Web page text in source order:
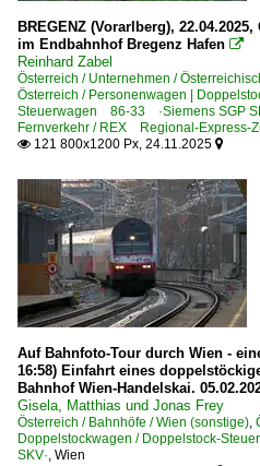
Strecke Schwarzach
Strecke Wien
Strecke Wien Franz-
Strecke Wien
Strecke Wien – Bruck
Unternehmen
Österreichische
WESTbahn
Tschechien
Bahntechnische Anlagen
BREGENZ (Vorarlberg),
im Endbahnhof Bregenz Hafen 
Reinhard Zabel
Österreich / Unternehmen /
Österreich / Personenwagen |
Steuerwagen 86-33 ·Siemens SGP
Fernverkehr / REX Regional-Express-
 121 800x1200 Px, 24.11.2025 
Auf Bahnfoto-Tour durch Wien -
16:58) Einfahrt eines
Bahnhof Wien-Handelskai.
Gisela, Matthias und Jonas Frey
Österreich / Bahnhöfe / Wien (sonstige),
Doppelstockwagen / Doppelstock-
SKV·, Wien